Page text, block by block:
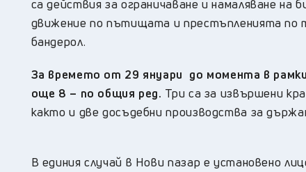
са действия за ограничаване и намаляване
движение по пътищата и престъпленията по
бандерол.
За времето от 29 януари до момента в
още 8 – по общия ред. Три са за извършени
както и две досъдебни производства за
В единия случай в Нови пазар е установено